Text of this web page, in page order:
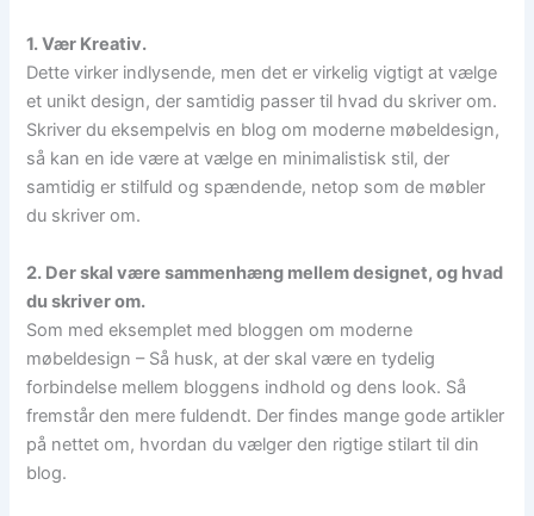
1. Vær Kreativ.
Dette virker indlysende, men det er virkelig vigtigt at vælge
et unikt design, der samtidig passer til hvad du skriver om.
Skriver du eksempelvis en blog om moderne møbeldesign,
så kan en ide være at vælge en minimalistisk stil, der
samtidig er stilfuld og spændende, netop som de møbler
du skriver om.
2. Der skal være sammenhæng mellem designet, og hvad
du skriver om.
Som med eksemplet med bloggen om moderne
møbeldesign – Så husk, at der skal være en tydelig
forbindelse mellem bloggens indhold og dens look. Så
fremstår den mere fuldendt. Der findes mange gode artikler
på nettet om, hvordan du vælger den rigtige stilart til din
blog.